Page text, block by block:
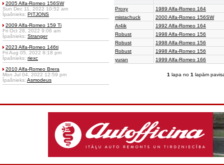
2005 Alfa-Romeo 156SW
Sun Dec 11, 2022 10:52 am
Īpašnieks: PITJONS
2009 Alfa-Romeo 159 Ti
Fri Oct 28, 2022 9:06 am
Īpašnieks: Stranger
2023 Alfa-Romeo 146ti
Fri Aug 05, 2022 8:18 pm
Īpašnieks: riexc
2010 Alfa-Romeo Brera
Mon Jul 04, 2022 12:59 pm
Īpašnieks: Asmodeus
Proxy
1989 Alfa-Romeo 164
mistachuck
2000 Alfa-Romeo 156SW
Ar4ik
1992 Alfa-Romeo 164
Robust
1998 Alfa-Romeo 156
Robust
1998 Alfa-Romeo 156
Robust
1998 Alfa-Romeo 156
yuran
1999 Alfa-Romeo 166
1 lapa no 1 lapām